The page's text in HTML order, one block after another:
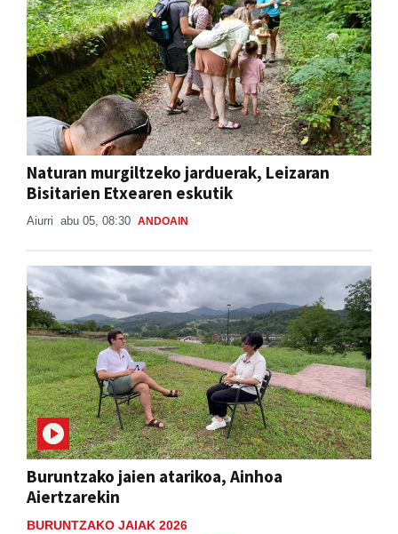
Naturan murgiltzeko jarduerak, Leizaran
Bisitarien Etxearen eskutik
Aiurri abu 05, 08:30 ANDOAIN
Buruntzako jaien atarikoa, Ainhoa
Aiertzarekin
BURUNTZAKO JAIAK 2026